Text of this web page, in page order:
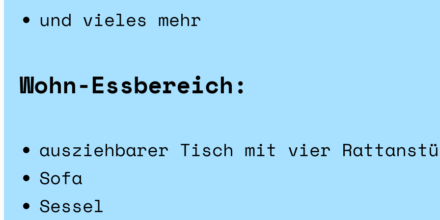
und vieles mehr
Wohn-Essbereich:
ausziehbarer Tisch mit vier
Sofa
Sessel